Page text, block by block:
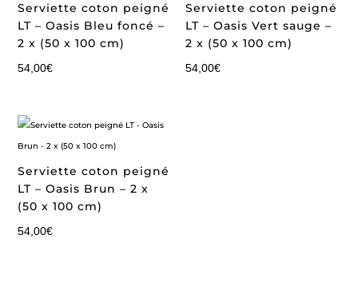
Serviette coton peigné
LT – Oasis Bleu foncé –
2 x (50 x 100 cm)
54,00€
Serviette coton peigné
LT – Oasis Vert sauge –
2 x (50 x 100 cm)
54,00€
Serviette coton peigné
LT – Oasis Brun – 2 x
(50 x 100 cm)
54,00€